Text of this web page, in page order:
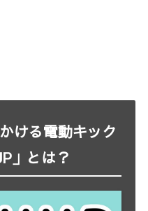
ける電動キック
」とは？